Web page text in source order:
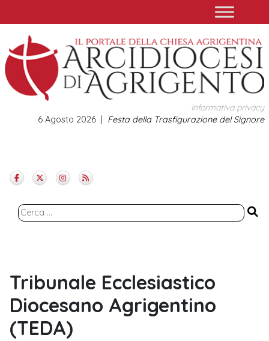
to
content
Informativa privacy
Festa della Trasfigurazione del Signore
6 Agosto 2026
Ricerca
Tribunale Ecclesiastico
Diocesano Agrigentino
(TEDA)